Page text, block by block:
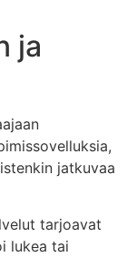
ja
jatkuvaa
tarjoavat
lukea tai